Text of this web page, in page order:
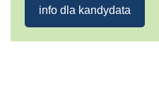
info dla kandydata